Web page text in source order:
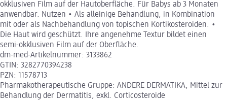
okklusiven Film auf der Hautoberfläche. Für Babys ab 3 Monaten
anwendbar. Nutzen • Als alleinige Behandlung, in Kombination
mit oder als Nachbehandlung von topischen Kortikosteroiden. •
Die Haut wird geschützt. Ihre angenehme Textur bildet einen
semi-okklusiven Film auf der Oberfläche.
dm-med-Artikelnummer: 3133862
GTIN: 3282770394238
PZN: 11578713
Pharmakotherapeutische Gruppe: ANDERE DERMATIKA, Mittel zur
Behandlung der Dermatitis, exkl. Corticosteroide